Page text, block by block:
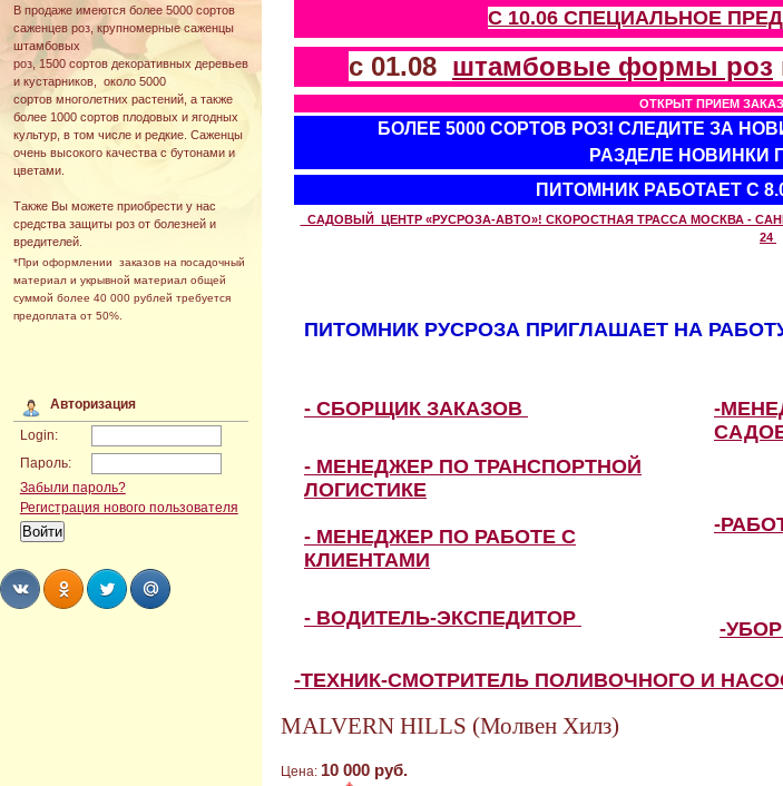
В продаже имеются более 5000 сортов
саженцев роз, крупномерные саженцы
штамбовых
роз, 1500 сортов декоративных деревьев
и кустарников, около 5000
сортов многолетних растений, а также
более 1000 сортов плодовых и ягодных
культур, в том числе и редкие. Саженцы
очень высокого качества с бутонами и
цветами.
Также Вы можете приобрести у нас
средства защиты роз от болезней и
вредителей.
*При оформлении заказов на посадочный
материал и укрывной материал общей
суммой более 40 000 рублей требуется
предоплата от 50%.
Авторизация
Login:
Пароль:
Забыли пароль?
Регистрация нового пользователя
С 10.06 СПЕЦИАЛЬНОЕ
с 01.08 штамбовые формы роз
ОТКРЫТ ПРИЕМ
БОЛЕЕ 5000 СОРТОВ РОЗ! СЛЕДИТЕ ЗА
РАЗДЕЛЕ НОВИНКИ
ПИТОМНИК РАБОТАЕТ С
САДОВЫЙ ЦЕНТР «РУСРОЗА-АВТО»! СКОРОСТНАЯ ТРАССА МОСКВА -
24
ПИТОМНИК РУСРОЗА ПРИГЛАШАЕТ НА
- СБОРЩИК ЗАКАЗОВ
-
- МЕНЕДЖЕР ПО ТРАНСПОРТНОЙ
ЛОГИСТИКЕ
- МЕНЕДЖЕР ПО РАБОТЕ С
КЛИЕНТАМИ
-
- ВОДИТЕЛЬ-ЭКСПЕДИТОР -
-ТЕХНИК-СМОТРИТЕЛЬ ПОЛИВОЧНОГО И
MALVERN HILLS (Молвен Хилз)
Цена: 10 000 руб.